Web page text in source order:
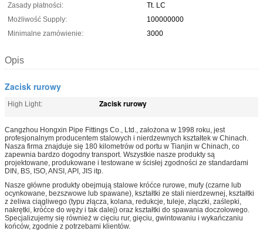
Zasady płatności:
Tt. LC
Możliwość Supply:
100000000
Minimalne zamówienie:
3000
Opis
Zacisk rurowy
High Light: Zacisk rurowy
Cangzhou Hongxin Pipe Fittings Co., Ltd., założona w 1998 roku, jest
profesjonalnym producentem stalowych i nierdzewnych kształtek w Chinach.
Nasza firma znajduje się 180 kilometrów od portu w Tianjin w Chinach, co
zapewnia bardzo dogodny transport. Wszystkie nasze produkty są
projektowane, produkowane i testowane w ścisłej zgodności ze standardami
DIN, BS, ISO, ANSI, API, JIS itp.
Nasze główne produkty obejmują stalowe króćce rurowe, mufy (czarne lub
ocynkowane, bezszwowe lub spawane), kształtki ze stali nierdzewnej, kształtki
z żeliwa ciągliwego (typu złącza, kolana, redukcje, tuleje, złączki, zaślepki,
nakrętki, króćce do węży i tak dalej) oraz kształtki do spawania doczołowego.
Specjalizujemy się również w cięciu rur, gięciu, gwintowaniu i wykańczaniu
końców, zgodnie z potrzebami klientów.